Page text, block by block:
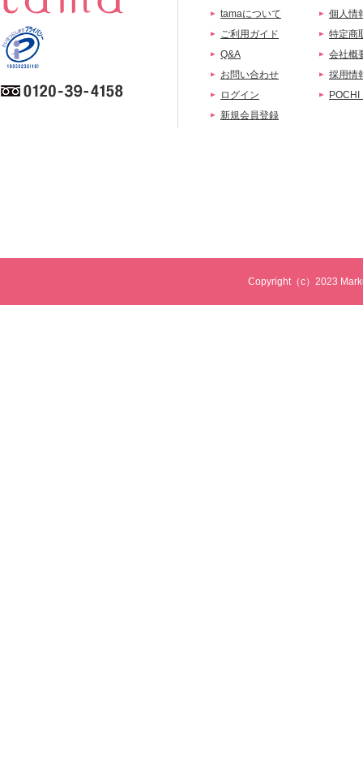
tamaについて
ご利用ガイド
Q&A
お問い合わせ
ログイン
新規会員登録
個人情
特定商
会社概
採用情
POCHI
Copyright（c）2023